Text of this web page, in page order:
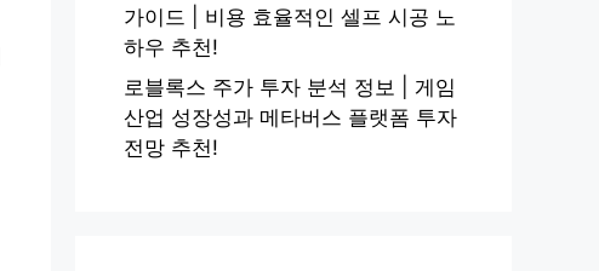
가이드 | 비용 효율적인 셀프 시공 노
하우 추천!
로블록스 주가 투자 분석 정보 | 게임
산업 성장성과 메타버스 플랫폼 투자
전망 추천!